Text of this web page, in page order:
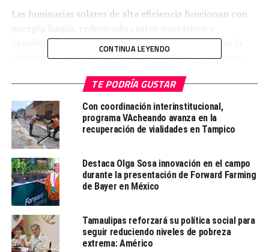
Las luminarias solares de alta eficiencia funcionan con
beneficiando al medio ambiente, mientras mejoran la
visibilidad y la seguridad de automovilistas y peatones
Esta obra forma parte de la estrategia estatal para
modernizar la infraestructura carretera y promover el
desarrollo regional sostenible en Tamaulipas.
TEMAS RELACIONADOS: ALTAMIRA PRINCIPAL
PUENTE ROTO
TAMAULIPAS
LE SIGUE
Despiden con honores a policías de la Guardia Estatal
caídos en cumplimiento de su deber en Reynosa
NO TE PIERDAS
CONTINUA LEYENDO
TE PODRÍA GUSTAR
Con coordinación interinstitucional,
programa VAcheando avanza en la
recuperación de vialidades en Tampico
Destaca Olga Sosa innovación en el campo
durante la presentación de Forward Farming
de Bayer en México
Tamaulipas reforzará su política social para
seguir reduciendo niveles de pobreza
extrema: Américo